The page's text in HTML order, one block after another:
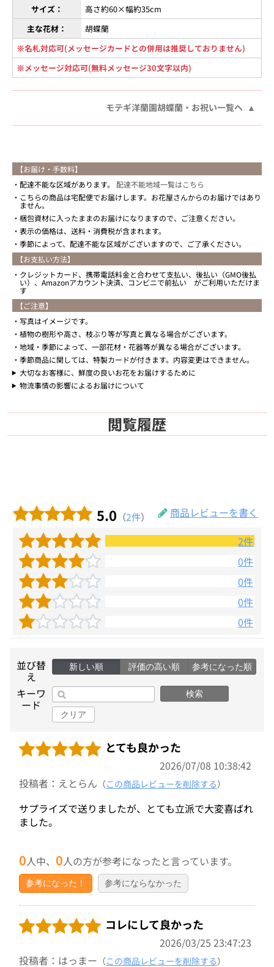
サイズ：
高さ約60×幅約35cm
主な花材：
胡蝶蘭
※名札対応可(メッセージカードとの併用は推奨しておりません)
※メッセージ対応可(無料メッセージ30文字以内)
モテギ洋蘭園胡蝶蘭・お祝い一覧へ
【お届け・手数料】
配達不能な区域があります。 配達不能地域一覧はこちら
こちらの商品は宅配便でお届けします。お花屋さんからのお届けではあり
ません。
梱包資材に入ったままのお届けになりますので、ご注意ください。
表示の価格は、送料・消費税が含まれます。
季節によって、配達不能な区域がございますので、ご了承ください。
【お支払い方法】
クレジットカード、携帯電話料金と合わせて支払い、後払い（GMO後払
い）、Amazonアカウント決済、コンビニで前払い がご利用いただけま
す
【ご注意】
写真はイメージです。
植物の樹形や高さ、枝ぶり等が写真と異なる場合がございます。
地域・季節によって、一部花材・花器等が異なる場合がございます。
季節商品に関しては、特製カードが付きます。内容変更はできません。
大切なお客様に、鮮度の良いお花をお届けするために
物流事情の影響によるお届けについて
閲覧履歴
5.0 （2件）
商品レビューを書く
2件
0件
0件
0件
0件
並び替
え
新しい順 評価の高い順 参考になった順
キーワ
ード
検索
クリア
とても良かった
2026/07/08 10:38:42
投稿者：えとらん （この商品レビューを削除する）
サプライズで送りましたが、とても立派で大変喜ばれ
ました。
0人中、0人の方が参考になったと言っています。
参考になった！ 参考にならなかった
コレにして良かった
2026/03/25 23:47:23
投稿者：はっまー （この商品レビューを削除する）